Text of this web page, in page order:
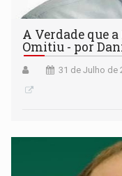
A Verdade que
Omitiu - por
31 de Julho de